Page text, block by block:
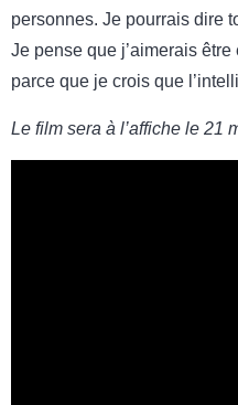
personnes. Je pourrais dire
Je pense que j’aimerais
parce que je crois que
Le film sera à l’affiche le 21